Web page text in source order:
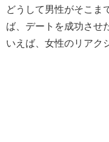
どうして男性がそこま
ば、デートを成功させ
いえば、女性のリアク